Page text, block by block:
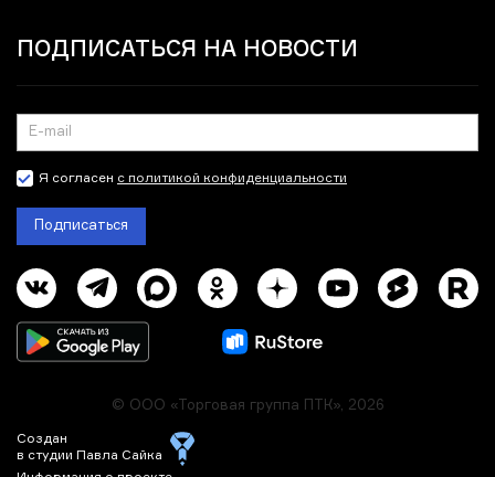
ПОДПИСАТЬСЯ НА НОВОСТИ
Я согласен с политикой конфиденциальности
Подписаться
Создан
в студии Павла Сайка
© ООО «Торговая группа ПТК», 2026